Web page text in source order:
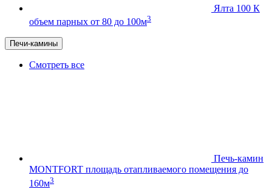
Ялта 100 К
объем парных от 80 до 100м3
Печи-камины
Смотреть все
Печь-камин
MONTFORT площадь отапливаемого помещения до
160м3